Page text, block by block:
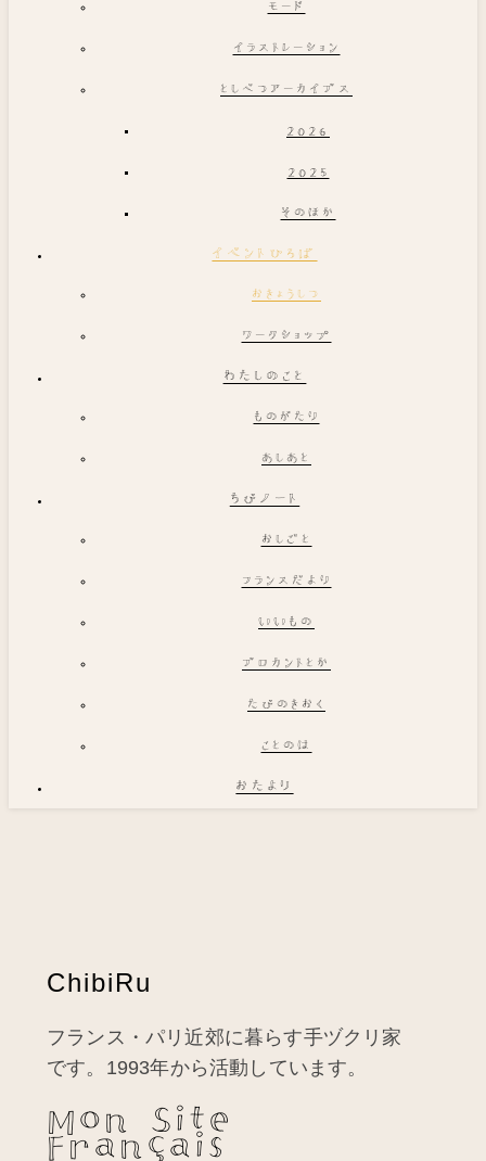
モード
イラストレーション
としべつアーカイブス
2026
2025
そのほか
イベントひろば
おきょうしつ
ワークショップ
わたしのこと
ものがたり
あしあと
ちびノート
おしごと
フランスだより
いいもの
ブロカントとか
たびのきおく
ことのは
おたより
ChibiRu
フランス・パリ近郊に暮らす手ヅクリ家
です。1993年から活動しています。
Mon Site
Français